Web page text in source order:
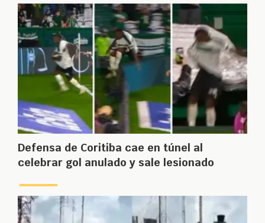
Defensa de Coritiba cae en túnel al
celebrar gol anulado y sale lesionado